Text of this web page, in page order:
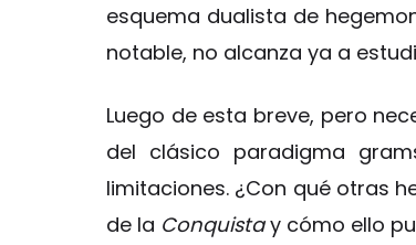
esquema dualista de
notable, no alcanza ya a
Luego de esta breve, pero
del clásico paradigma
limitaciones. ¿Con qué otras
de la Conquistay cómo ello